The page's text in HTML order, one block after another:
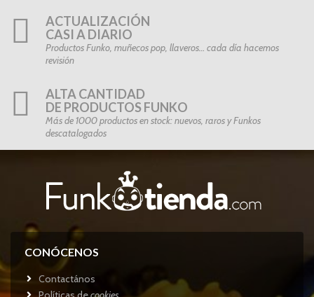
ACTUALIZACIÓN
CASI A DIARIO
Productos Funko, muñecos pop, llaveros… cada día hacemos
revisión
ALTA CANTIDAD
DE PRODUCTOS FUNKO
Más de 1000 productos en stock: nuevos, raros y Funkos
descatalogados
CONÓCENOS
Contactános